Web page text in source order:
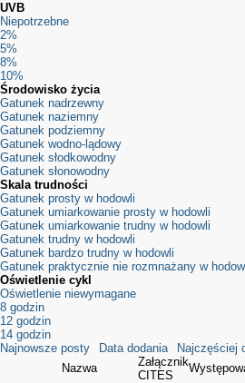
UVB
Niepotrzebne
2%
5%
8%
10%
Środowisko życia
Gatunek nadrzewny
Gatunek naziemny
Gatunek podziemny
Gatunek wodno-lądowy
Gatunek słodkowodny
Gatunek słonowodny
Skala trudności
Gatunek prosty w hodowli
Gatunek umiarkowanie prosty w hodowli
Gatunek umiarkowanie trudny w hodowli
Gatunek trudny w hodowli
Gatunek bardzo trudny w hodowli
Gatunek praktycznie nie rozmnażany w
Oświetlenie cykl
Oświetlenie niewymagane
8 godzin
12 godzin
14 godzin
Najnowsze posty
Data dodania Najczęściej
Nazwa
Załącznik
CITES